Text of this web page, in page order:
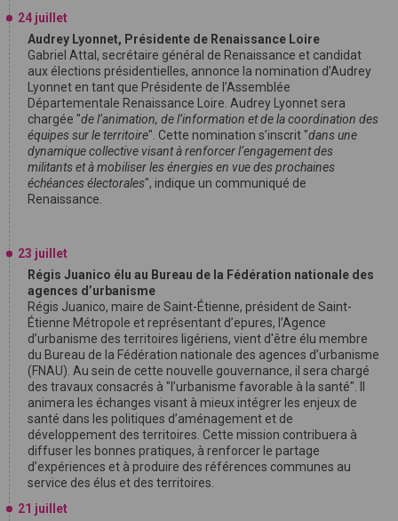
24 juillet
Audrey Lyonnet, Présidente de Renaissance Loire
Gabriel Attal, secrétaire général de Renaissance et candidat
aux élections présidentielles, annonce la nomination d’Audrey
Lyonnet en tant que Présidente de l’Assemblée
Départementale Renaissance Loire. Audrey Lyonnet sera
chargée "de l’animation, de l’information et de la coordination des
équipes sur le territoire". Cette nomination s’inscrit "dans une
dynamique collective visant à renforcer l’engagement des
militants et à mobiliser les énergies en vue des prochaines
échéances électorales", indique un communiqué de
Renaissance.
23 juillet
Régis Juanico élu au Bureau de la Fédération nationale des
agences d’urbanisme
Régis Juanico, maire de Saint-Étienne, président de Saint-
Étienne Métropole et représentant d’epures, l’Agence
d’urbanisme des territoires ligériens, vient d'être élu membre
du Bureau de la Fédération nationale des agences d’urbanisme
(FNAU). Au sein de cette nouvelle gouvernance, il sera chargé
des travaux consacrés à "l’urbanisme favorable à la santé". Il
animera les échanges visant à mieux intégrer les enjeux de
santé dans les politiques d’aménagement et de
développement des territoires. Cette mission contribuera à
diffuser les bonnes pratiques, à renforcer le partage
d’expériences et à produire des références communes au
service des élus et des territoires.
21 juillet